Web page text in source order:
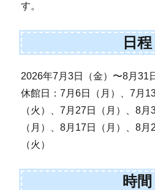
す。
日程
2026年7月3日（金）〜8月31
休館日：7月6日（月）、7月
（火）、7月27日（月）、8
（月）、8月17日（月）、8
（火）
時間